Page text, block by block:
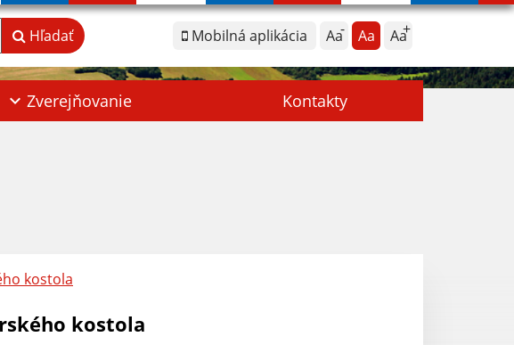
Mobilná aplikácia Aa Aa Aa
Hľadať
Zverejňovanie Kontakty
kostola
kostola